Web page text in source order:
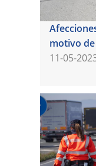
motivo
11-05-